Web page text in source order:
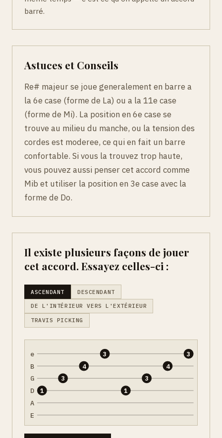
barré.
Astuces et Conseils
Re# majeur se joue generalement en barre a
la 6e case (forme de La) ou a la 11e case
(forme de Mi). La position en 6e case se
trouve au milieu du manche, ou la tension des
cordes est moderee, ce qui en fait un barre
confortable. Si vous la trouvez trop haute,
vous pouvez aussi penser cet accord comme
Mib et utiliser la position en 3e case avec la
forme de Do.
Il existe plusieurs façons de jouer
cet accord. Essayez celles-ci :
ASCENDANT DESCENDANT
DE L'INTÉRIEUR VERS L'EXTÉRIEUR
TRAVIS PICKING
e
B
G
D
A
E
1
3
4
3
1
3
4
3